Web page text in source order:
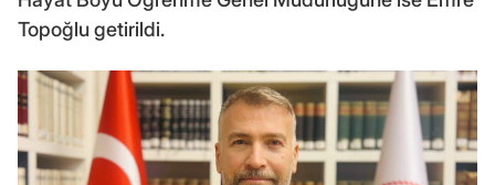
Topoğlu getirildi.